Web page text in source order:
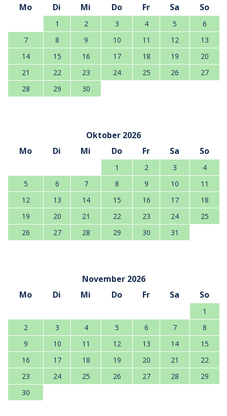
Mo Di Mi Do Fr Sa So
1 2 3 4 5
6
7
8 9 10 11 12
13
14
15 16 17 18 19
20
21
22 23 24 25 26
27
28
29 30
Oktober 2026
Mo
Di Mi Do Fr Sa So
1 2 3
4
5
6 7 8 9 10
11
12
13 14 15 16 17
18
19
20 21 22 23 24
25
26
27 28 29 30 31
November 2026
Mo
Di Mi Do Fr Sa So
1
2
3 4 5 6 7
8
9
10 11 12 13 14
15
16
17 18 19 20 21
22
23
24 25 26 27 28
29
30